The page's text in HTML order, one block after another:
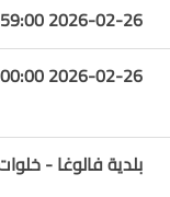
2026-02-26 10:59:00
2026-02-26 11:00:00
بلدية فالوغا -